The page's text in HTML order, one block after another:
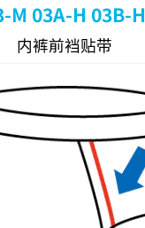
M 03A-H 03B-H
内裤前裆贴带